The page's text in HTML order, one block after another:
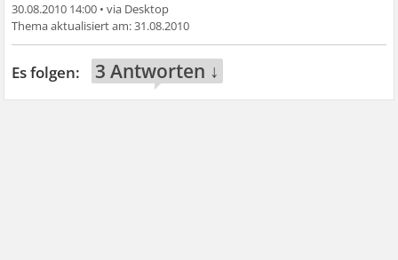
30.08.2010 14:00 •
31.08.2010
3 Antworten ↓